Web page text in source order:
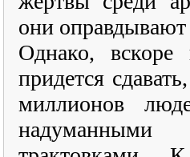
они
Однако,
придется
миллионов